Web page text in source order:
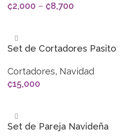
₡2,000 – ₡8,700
Set de Cortadores Pasito
Cortadores, Navidad
₡15,000
Set de Pareja Navideña